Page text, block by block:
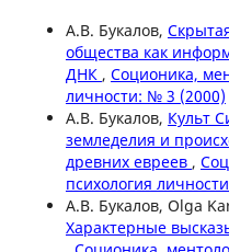
А.В. Букалов,
общества как
ДНК , Соционика,
личности: № 3 (2000)
А.В. Букалов, Культ
земледелия и
древних евреев ,
психология
А.В. Букалов, Olga
Характерные